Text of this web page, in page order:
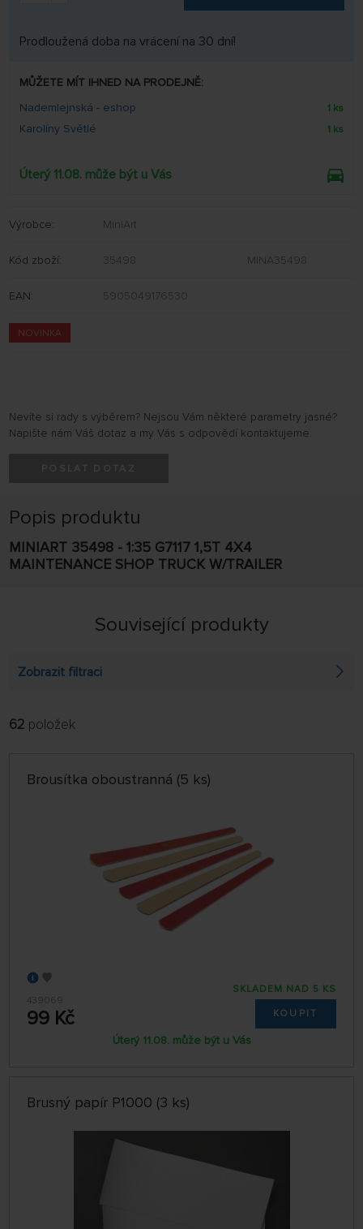
Prodloužená doba na vrácení na 30 dní!
MŮŽETE MÍT IHNED NA PRODEJNĚ:
Nademlejnská - eshop
1 ks
Karolíny Světlé 1 ks
Úterý 11.08. může být u Vás
Výrobce: MiniArt
Kód zboží: 35498 MINA35498
EAN: 5905049176530
NOVINKA
Nevíte si rady s výběrem? Nejsou Vám některé parametry jasné?
Napište nám Váš dotaz a my Vás s odpovědí kontaktujeme.
Popis produktu
MINIART 35498 - 1:35 G7117 1,5T 4X4
MAINTENANCE SHOP TRUCK W/TRAILER
Související produkty
Zobrazit filtraci
FILTROVAT:
64 NA STRÁNCE
62 položek
Brousítka oboustranná (5 ks)
439069
99 Kč
SKLADEM NAD 5 KS
KOUPIT
Úterý 11.08. může být u Vás
Brusný papír P1000 (3 ks)